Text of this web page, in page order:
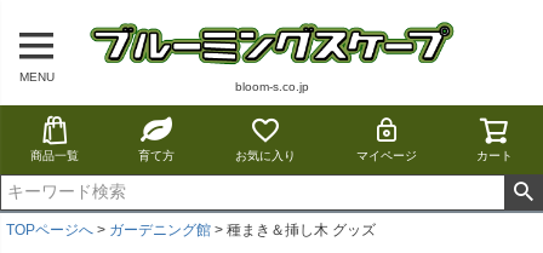
MENU
bloom-s.co.jp
商品一覧 育て方 お気に入り マイページ カート
TOPページへ ガーデニング館 種まき＆挿し木 グッズ